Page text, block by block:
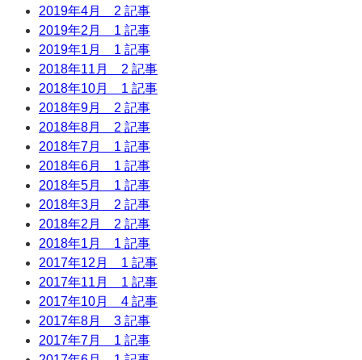
2019年4月 2 記事
2019年2月 1 記事
2019年1月 1 記事
2018年11月 2 記事
2018年10月 1 記事
2018年9月 2 記事
2018年8月 2 記事
2018年7月 1 記事
2018年6月 1 記事
2018年5月 1 記事
2018年3月 2 記事
2018年2月 2 記事
2018年1月 1 記事
2017年12月 1 記事
2017年11月 1 記事
2017年10月 4 記事
2017年8月 3 記事
2017年7月 1 記事